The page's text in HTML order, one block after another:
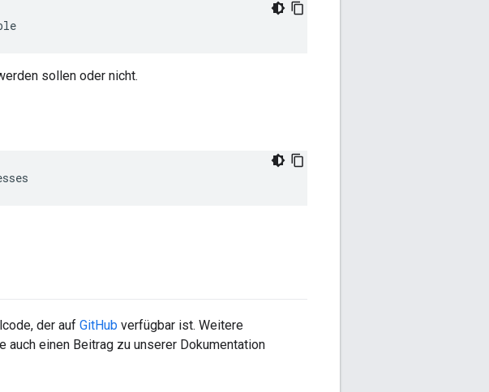
sollen oder nicht.
der auf GitHub verfügbar ist. Weitere
auch einen Beitrag zu unserer Dokumentation